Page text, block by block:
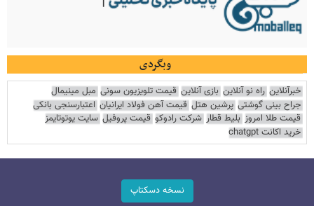
وبگردی
خبرآنلاین راه نو آنلاین بازی آنلاین قیمت تلویزیون سونی مبل مینیمال
جراح بینی گوشتی پرشین هتل قیمت آهن فولاد ایرانیان اعتبارسنجی بانکی
قیمت طلا امروز بلیط قطار شرکت رادوکو قیمت پروفیل سایت یوتوتایمز
خرید اکانت chatgpt
نسخه دسکتاپ